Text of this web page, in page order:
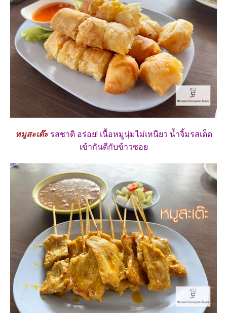
หมูสะเต๊ะรสชาติ อร่อย! เนื้อหมูนุ่มไม่เหนียว น้ำจิ้มรสเด็ด
เข้ากันดีกับข้าวซอย